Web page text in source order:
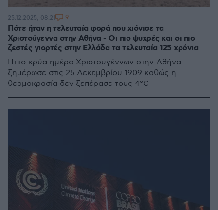
Πότε ήταν η τελευταία φορά που χιόνισε τα
Χριστούγεννα στην Αθήνα - Οι πιο ψυχρές και οι πιο
ζεστές γιορτές στην Ελλάδα τα τελευταία 125 χρόνια
Η πιο κρύα ημέρα Χριστουγέννων στην Αθήνα
ξημέρωσε στις 25 Δεκεμβρίου 1909 καθώς η
θερμοκρασία δεν ξεπέρασε τους 4°C
25.12.2025, 08:21 9